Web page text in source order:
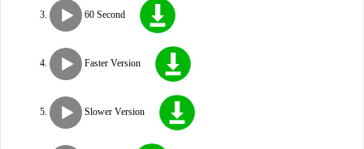
60 Second
Faster Version
Slower Version